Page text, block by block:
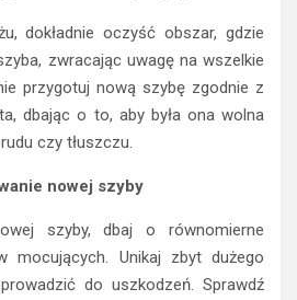
dokładnie oczyść obszar, gdzie
zwracając uwagę na wszelkie
przygotuj nową szybę zgodnie z
dbając o to, aby była ona wolna
czy tłuszczu.
nowej szyby
szyby, dbaj o równomierne
mocujących. Unikaj zbyt dużego
do uszkodzeń. Sprawdź